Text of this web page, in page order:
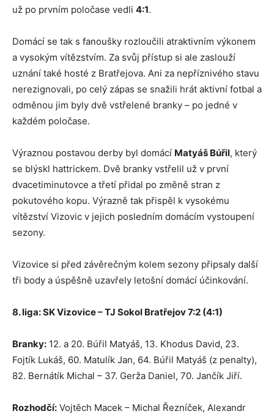
už po prvním poločase vedli 4:1.
Domácí se tak s fanoušky rozloučili atraktivním výkonem
a vysokým vítězstvím. Za svůj přístup si ale zaslouží
uznání také hosté z Bratřejova. Ani za nepříznivého stavu
nerezignovali, po celý zápas se snažili hrát aktivní fotbal a
odměnou jim byly dvě vstřelené branky – po jedné v
každém poločase.
Výraznou postavou derby byl domácí Matyáš Búřil, který
se blýskl hattrickem. Dvě branky vstřelil už v první
dvacetiminutovce a třetí přidal po změně stran z
pokutového kopu. Výrazně tak přispěl k vysokému
vítězství Vizovic v jejich posledním domácím vystoupení
sezony.
Vizovice si před závěrečným kolem sezony připsaly další
tři body a úspěšně uzavřely letošní domácí účinkování.
8. liga: SK Vizovice – TJ Sokol Bratřejov 7:2 (4:1)
Branky: 12. a 20. Búřil Matyáš, 13. Khodus David, 23.
Fojtík Lukáš, 60. Matulík Jan, 64. Búřil Matyáš (z penalty),
82. Bernátík Michal – 37. Gerža Daniel, 70. Jančík Jiří.
Rozhodčí: Vojtěch Macek – Michal Řezníček, Alexandr